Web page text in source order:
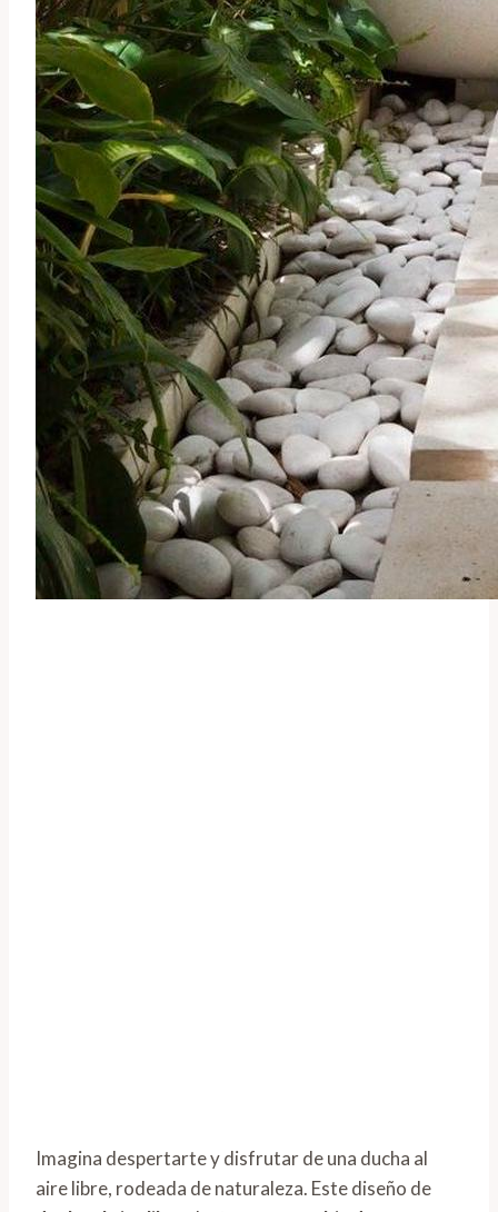
Imagina despertarte y disfrutar de una ducha al
aire libre, rodeada de naturaleza. Este diseño de